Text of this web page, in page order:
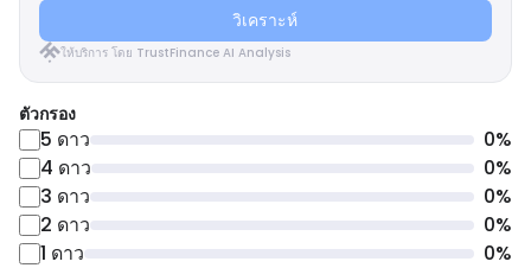
วิเคราะห์
ให้บริการ โดย TrustFinance AI Analysis
ตัวกรอง
5 ดาว 0%
4 ดาว 0%
3 ดาว 0%
2 ดาว 0%
1 ดาว 0%